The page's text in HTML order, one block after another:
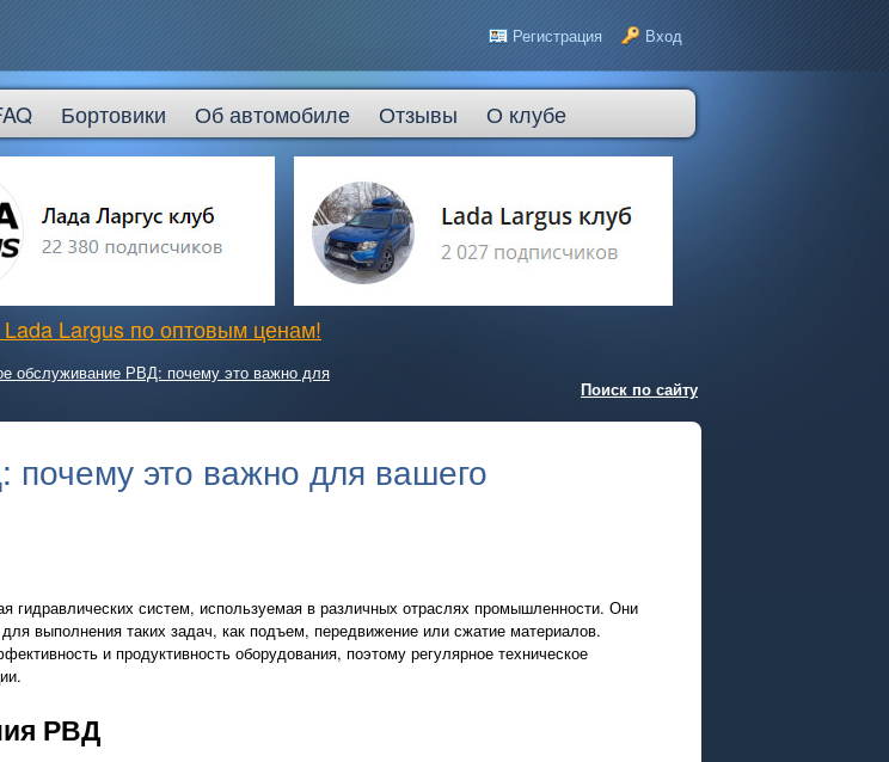
Регистрация Вход
Бортовики Об автомобиле Отзывы О клубе
Largus по оптовым ценам!
обслуживание РВД: почему это важно для
Поиск по сайту
это важно для вашего
систем, используемая в различных отраслях промышленности. Они
выполнения таких задач, как подъем, передвижение или сжатие материалов.
и продуктивность оборудования, поэтому регулярное техническое
РВД